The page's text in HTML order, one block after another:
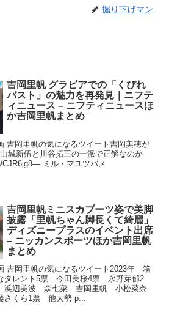
掘り下げマン
吉岡里帆 グラビアでの「くびれ
バスト」の魅力を再発見｜ニフテ
ィニュース – ニフティニュースほ
か吉岡里帆まとめ
吉岡里帆の気になるツイート吉岡美穂が
城新伍と川谷拓三の一派で正解なのか
ミル・マユツバメ
吉岡里帆ミニスカブーツ姿で美脚
披露「里帆ちゃん脚長くて綺麗」
ディズニープラスのイベント出席
– ニッカンスポーツほか吉岡里帆
まとめ
吉岡里帆の気になるツイート2023年 箱
レント5票 今田美桜4票 永野芽郁2
辺美波 森七菜 吉岡里帆 小松菜奈
くら1票 他大勢 p...